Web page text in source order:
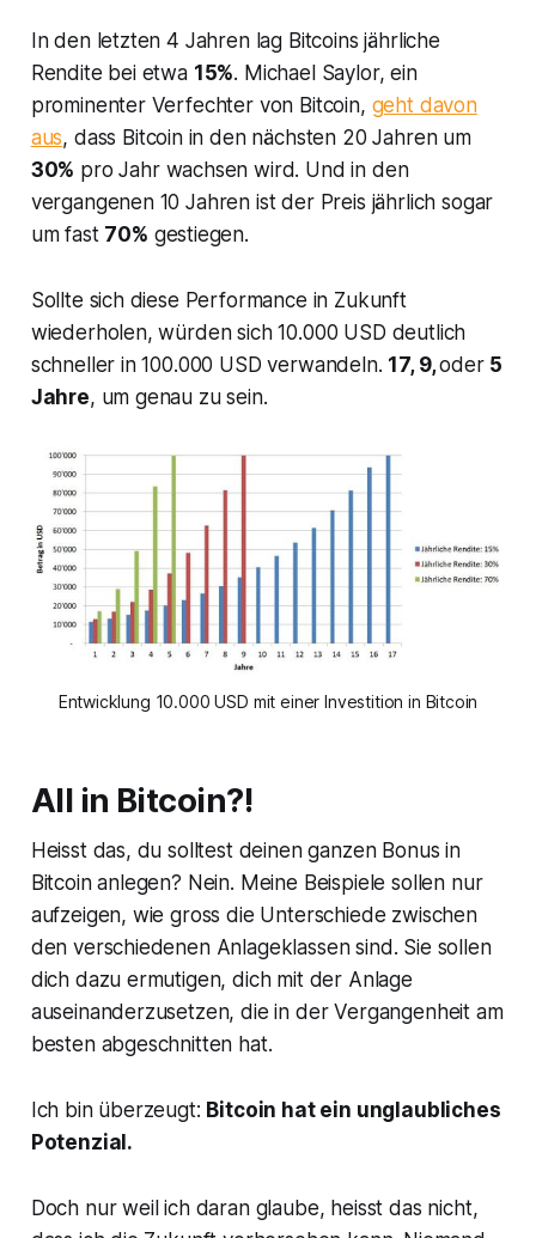
In den letzten 4 Jahren lag Bitcoins jährliche
Rendite bei etwa 15%. Michael Saylor, ein
prominenter Verfechter von Bitcoin, geht davon
aus, dass Bitcoin in den nächsten 20 Jahren um
30% pro Jahr wachsen wird. Und in den
vergangenen 10 Jahren ist der Preis jährlich sogar
um fast 70% gestiegen.
Sollte sich diese Performance in Zukunft
wiederholen, würden sich 10.000 USD deutlich
schneller in 100.000 USD verwandeln. 17, 9,oder 5
Jahre, um genau zu sein.
Entwicklung 10.000 USD mit einer Investition in Bitcoin
All in Bitcoin?!
Heisst das, du solltest deinen ganzen Bonus in
Bitcoin anlegen? Nein. Meine Beispiele sollen nur
aufzeigen, wie gross die Unterschiede zwischen
den verschiedenen Anlageklassen sind. Sie sollen
dich dazu ermutigen, dich mit der Anlage
auseinanderzusetzen, die in der Vergangenheit am
besten abgeschnitten hat.
Ich bin überzeugt: Bitcoin hat ein unglaubliches
Potenzial.
Doch nur weil ich daran glaube, heisst das nicht,